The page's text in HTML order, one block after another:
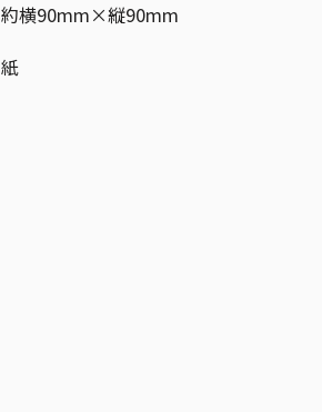
約横90mm×縦90mm
紙